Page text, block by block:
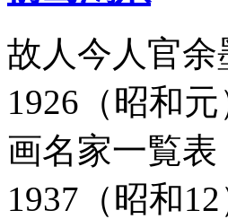
故人今人官余
1926（昭和
画名家一覧
1937（昭和